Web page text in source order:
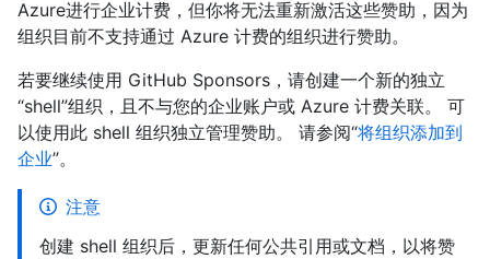
Azure进行企业计费，但你将无法重新激活这些赞助，因为
组织目前不支持通过 Azure 计费的组织进行赞助。
若要继续使用 GitHub Sponsors，请创建一个新的独立
“shell”组织，且不与您的企业账户或 Azure 计费关联。 可
以使用此 shell 组织独立管理赞助。 请参阅“将组织添加到
企业”。
注意
创建 shell 组织后，更新任何公共引用或文档，以将赞